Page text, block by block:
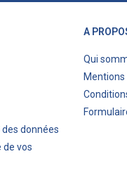
données
de vos
A
Qui
Mentions